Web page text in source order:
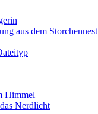
aus dem Storchennest
Himmel
Nerdlicht